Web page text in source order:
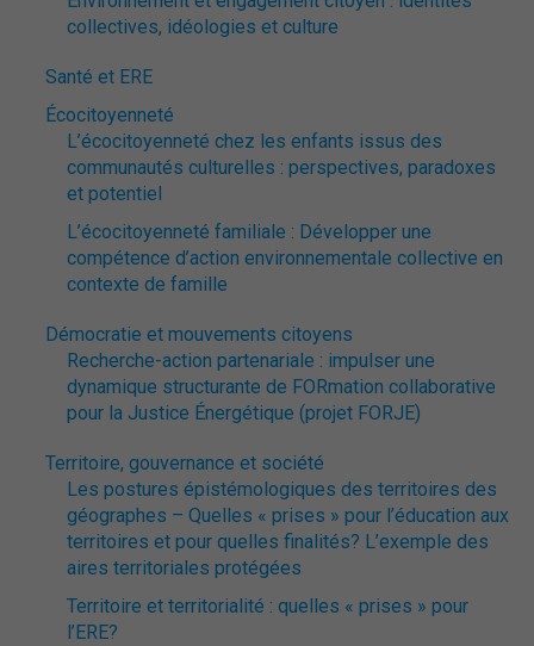
collectives, idéologies et culture
Santé et ERE
Écocitoyenneté
L’écocitoyenneté chez les enfants issus des
communautés culturelles : perspectives, paradoxes
et potentiel
L’écocitoyenneté familiale : Développer une
compétence d’action environnementale collective en
contexte de famille
Démocratie et mouvements citoyens
Recherche-action partenariale : impulser une
dynamique structurante de FORmation collaborative
pour la Justice Énergétique (projet FORJE)
Territoire, gouvernance et société
Les postures épistémologiques des territoires des
géographes – Quelles « prises » pour l’éducation aux
territoires et pour quelles finalités? L’exemple des
aires territoriales protégées
Territoire et territorialité : quelles « prises » pour
l’ERE?